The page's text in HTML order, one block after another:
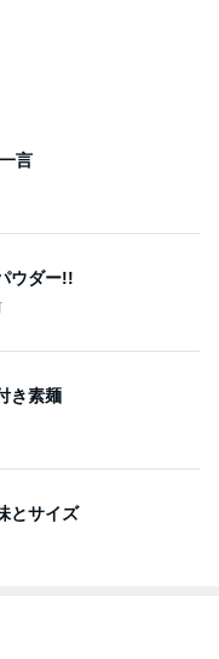
言
ウダー!!
き素麺
とサイズ